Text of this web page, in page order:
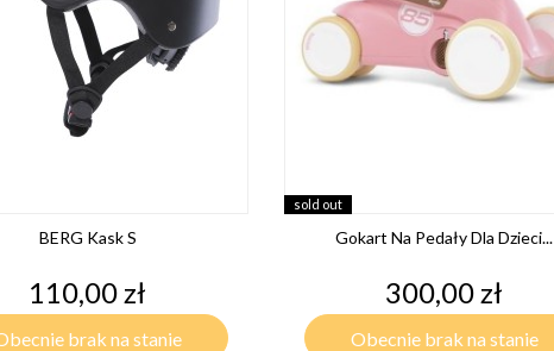
BERG Kask S
Cena
110,00 zł
brak na stanie
sold out
Gokart Na Pedały Dla Dzieci...
Cena
300,00 zł
Obecnie brak na stanie